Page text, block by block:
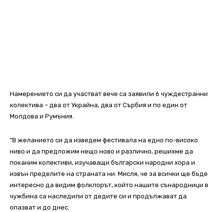
Намерението си да участват вече са заявили 6 чуждестранни
колектива – два от Украйна, два от Сърбия и по един от
Молдова и Румъния.
“В желанието си да изведем фестивала на едно по-високо
ниво и да предложим нещо ново и различно, решихме да
поканим колективи, изучаващи български народни хора и
извън пределите на страната ни. Мисля, че за всички ще бъде
интересно да видим фолклорът, който нашите сънародници в
чужбина са наследили от дедите си и продължават да
опазват и до днес.